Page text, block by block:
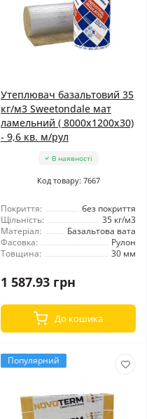
Утеплювач базальтовий 35
кг/м3 Sweetondale мат
ламельний ( 8000x1200x30)
- 9,6 кв. м/рул
В наявності
Код товару: 7667
Покриття:
без покриття
Щільність:
35 кг/м3
Матеріал:
Базальтова вата
Фасовка:
Рулон
Товщина:
30 мм
1 587.93 грн
До кошика
Популярний